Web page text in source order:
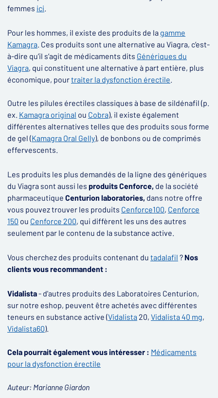
femmes ici.
Pour les hommes, il existe des produits de la gamme
Kamagra. Ces produits sont une alternative au Viagra, c’est-
à-dire qu’il s’agit de médicaments dits Génériques du
Viagra, qui constituent une alternative à part entière, plus
économique, pourtraiter la dysfonction érectile.
Outre les pilules érectiles classiques à base de sildénafil (p.
ex. Kamagra original ou Cobra), il existe également
différentes alternatives telles que des produits sous forme
de gel (Kamagra Oral Gelly), de bonbons ou de comprimés
effervescents.
Les produits les plus demandés de la ligne des génériques
du Viagra sont aussi les produits Cenforce, de la société
pharmaceutique Centurion laboratories, dans notre offre
vous pouvez trouver les produits Cenforce100, Cenforce
150 ou Cenforce 200, qui diffèrent les uns des autres
seulement par le contenu de la substance active.
Vous cherchez des produits contenant du tadalafil ? Nos
clients vous recommandent :
Vidalista- d'autres produits des Laboratoires Centurion,
sur notre eshop, peuvent être achetés avec différentes
teneurs en substance active (Vidalista 20, Vidalista 40 mg,
Vidalista60).
Cela pourrait également vous intéresser : Médicaments
pour la dysfonction érectile
Auteur: Marianne Giardon